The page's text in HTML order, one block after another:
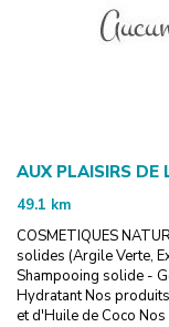
AUX PLAISIRS DE
49.1 km
COSMETIQUES
solides (Argile Verte,
Shampooing solide -
Hydratant Nos
et d'Huile de Coco